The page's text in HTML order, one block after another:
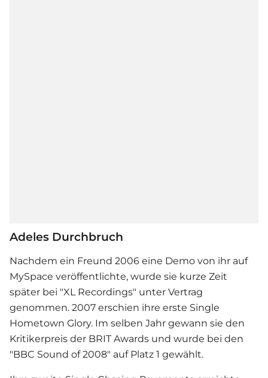
Adeles Durchbruch
Nachdem ein Freund 2006 eine Demo von ihr auf
MySpace veröffentlichte, wurde sie kurze Zeit
später bei "XL Recordings" unter Vertrag
genommen. 2007 erschien ihre erste Single
Hometown Glory. Im selben Jahr gewann sie den
Kritikerpreis der BRIT Awards und wurde bei den
"BBC Sound of 2008" auf Platz 1 gewählt.